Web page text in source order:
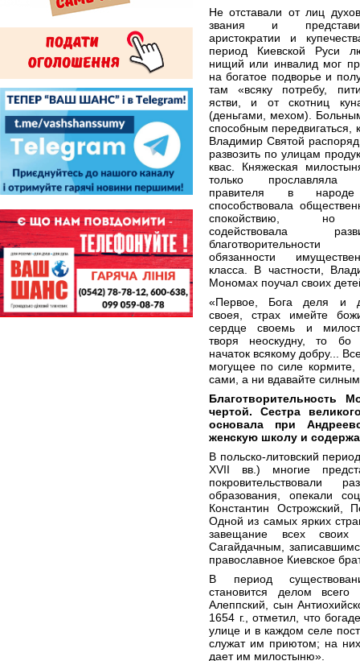
Не отставали от лиц
звания и
аристократии и
период Киевской Руси
нищий или инвалид мог
на богатое подворье и
там «всяку потребу,
ястви, и от скотниц
(деньгами, мехом).
способным передвигаться,
Владимир Святой
развозить по улицам
квас. Княжеская
только прославляла
правителя в
способствовала
спокойствию,
содействовала
благотворительности
обязанности
класса. В частности,
Мономах поучал своих
«Первое, Бога деля и
своея, страх имейте
сердце своемь и
творя неоскудну, то бо
начаток всякому добру...
могущее по силе кормите,
сами, а ни вдавайте
Благотворительность
чертой. Сестра
основала при
женскую школу и
В польско-литовский
XVII вв.) многие
покровительствовали
образования, опекали
Константин Острожский,
Одной из самых ярких
завещание всех
Сагайдачным,
православное Киевское
В период
становится делом всего
Алеппский, сын
1654 г., отметил, что
улице и в каждом селе
служат им приютом; на
дает им милостыню».